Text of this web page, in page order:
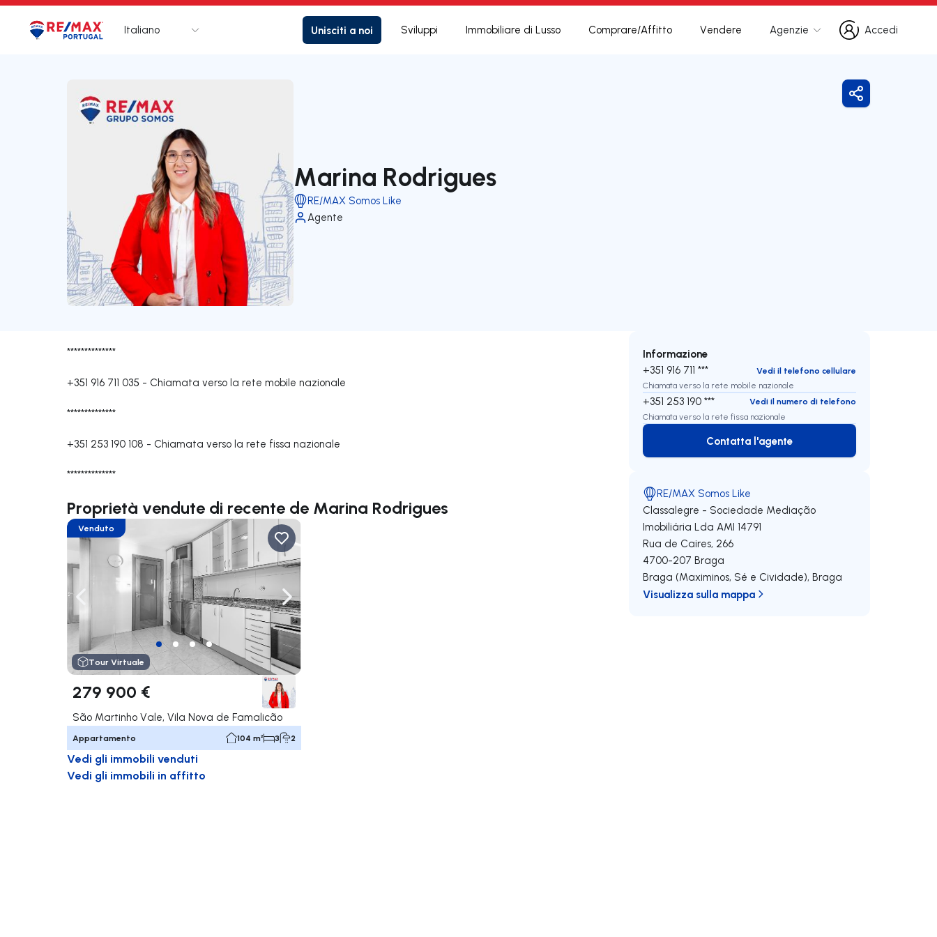
Logo Vai alla homepage
Italiano Unisciti a noi Sviluppi Immobiliare di Lusso Comprare/Affitto Vendere Agenzie
Accedi
Accedi
Marina Rodrigues
RE/MAX Somos Like
Agente
Condividi
**************
+351 916 711 035 - Chiamata verso la rete mobile nazionale
**************
+351 253 190 108 - Chiamata verso la rete fissa nazionale
**************
Proprietà vendute di recente de Marina Rodrigues
Naviga a destra
Venduto
Tour Virtuale
279 900 €
São Martinho Vale, Vila Nova de Famalicão
Appartamento 104 m² 3 2
Vedi gli immobili venduti
Vedi gli immobili in affitto
Informazione
+351 916 711 ***
Vedi il telefono cellulare
Chiamata verso la rete mobile nazionale
+351 253 190 ***
Vedi il numero di telefono
Chiamata verso la rete fissa nazionale
Contatta l'agente
Contatta l'agente
RE/MAX Somos Like
Classalegre - Sociedade Mediação
Imobiliária Lda AMI 14791
Rua de Caires, 266
4700-207 Braga
Braga (Maximinos, Sé e Cividade),Braga
Visualizza sulla mappa